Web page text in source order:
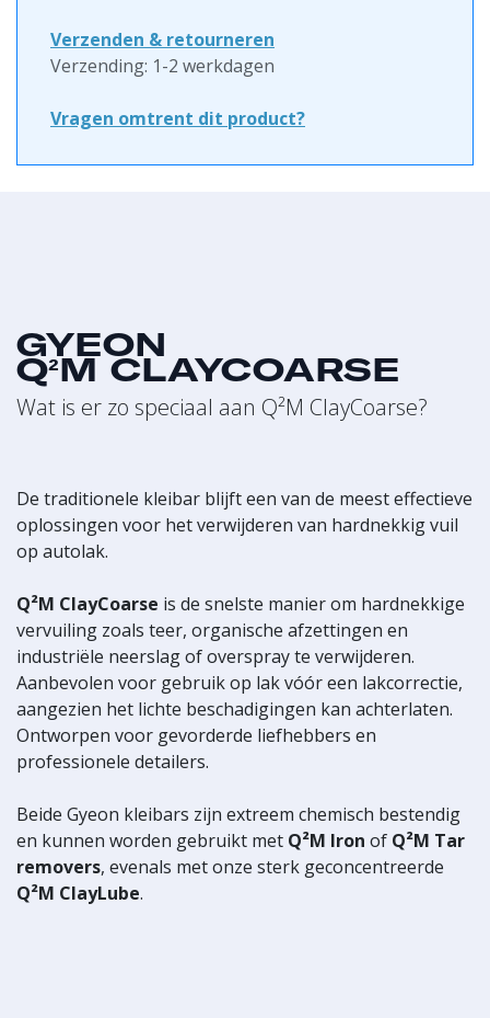
Verzenden & retourneren
Verzending: 1-2 werkdagen
Vragen omtrent dit product?
GYEON
Q²M CLAYCOARSE
Wat is er zo speciaal aan Q²M ClayCoarse?
De traditionele kleibar blijft een van de meest effectieve
oplossingen voor het verwijderen van hardnekkig vuil
op autolak.
Q²M ClayCoarse is de snelste manier om hardnekkige
vervuiling zoals teer, organische afzettingen en
industriële neerslag of overspray te verwijderen.
Aanbevolen voor gebruik op lak vóór een lakcorrectie,
aangezien het lichte beschadigingen kan achterlaten.
Ontworpen voor gevorderde liefhebbers en
professionele detailers.
Beide Gyeon kleibars zijn extreem chemisch bestendig
en kunnen worden gebruikt met Q²M Iron of Q²M Tar
removers, evenals met onze sterk geconcentreerde
Q²M ClayLube.